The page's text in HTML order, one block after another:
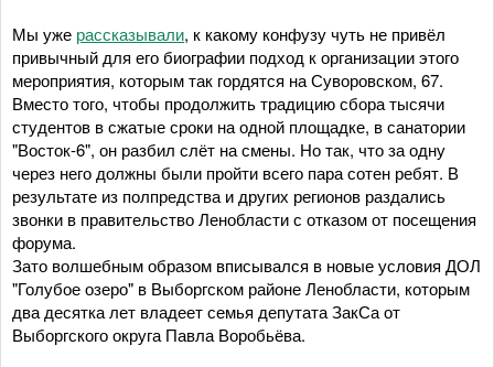
Мы уже рассказывали, к какому конфузу чуть не привёл
привычный для его биографии подход к организации этого
мероприятия, которым так гордятся на Суворовском, 67.
Вместо того, чтобы продолжить традицию сбора тысячи
студентов в сжатые сроки на одной площадке, в санатории
"Восток-6", он разбил слёт на смены. Но так, что за одну
через него должны были пройти всего пара сотен ребят. В
результате из полпредства и других регионов раздались
звонки в правительство Ленобласти с отказом от посещения
форума.
Зато волшебным образом вписывался в новые условия ДОЛ
"Голубое озеро" в Выборгском районе Ленобласти, которым
два десятка лет владеет семья депутата ЗакСа от
Выборгского округа Павла Воробьёва.